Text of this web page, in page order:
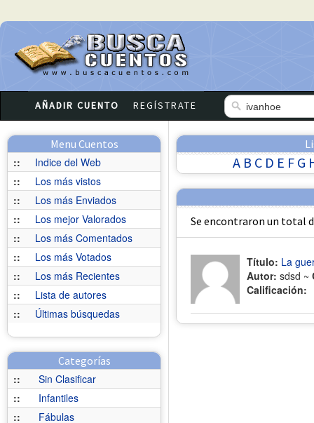
AÑADIR CUENTO REGÍSTRATE
Menu Cuentos
::
Indice del Web
::
Los más vistos
::
Los más Enviados
::
Los mejor Valorados
::
Los más Comentados
::
Los más Votados
::
Los más Recientes
::
Lista de autores
::
Últimas búsquedas
Categorías
::
Sin Clasificar
::
Infantiles
::
Fábulas
A B C D E F G
Se encontraron un total
Título: La
Autor: sdsd ~
Calificación: